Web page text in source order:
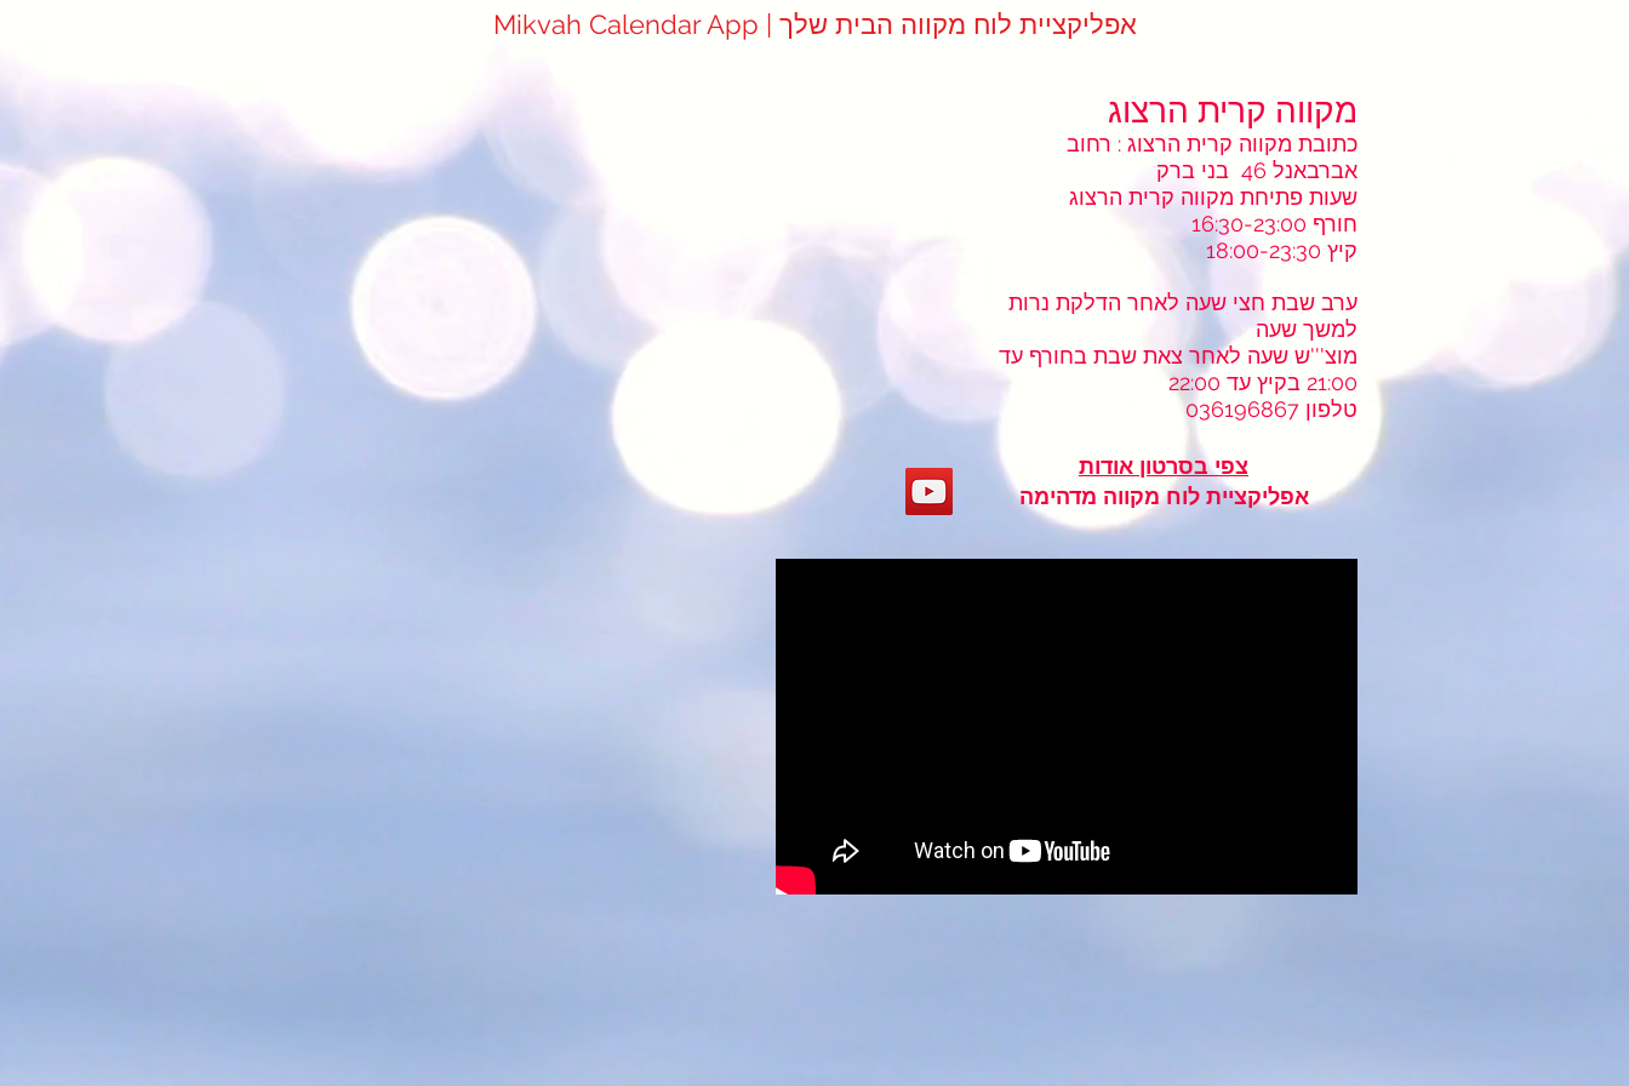
Mikvah Calendar App | אפליקציית לוח מקווה הבית שלך
מקווה קרית הרצוג
אברבאנל 46 בני ברק
שעות פתיחת מקווה קרית הרצוג
16:30-23:00 חורף
קיץ 18:00-23:30
ערב שבת חצי שעה לאחר הדלקת נרות
למשך שעה
מוצ'''ש שעה לאחר צאת שבת בחורף עד
21:00 בקיץ עד 22:00
טלפון 036196867
צפי בסרטון אודות
אפליקציית לוח מקווה מדהימה